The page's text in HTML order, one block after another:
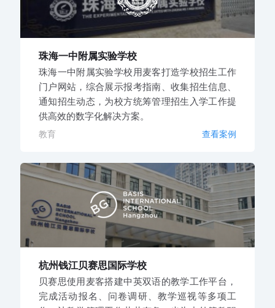
珠海一中附属实验学校
珠海一中附属实验学校用麦客打造学校招生工作
门户网站，综合展示报考指南、收集招生信息、
通知招生动态，为校方统筹管理招生入学工作提
供高效的数字化解决方案。
教育 查看案例
杭州钱江贝赛思国际学校
贝赛思使用麦客搭建中英双语的教学工作平台，
完成活动报名、问卷调研、教学巡视等多项工